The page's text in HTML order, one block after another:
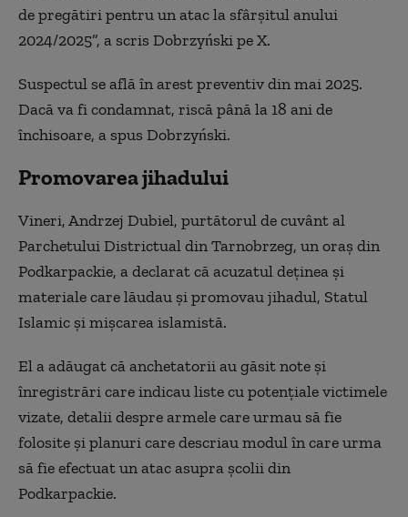
de pregătiri pentru un atac la sfârșitul anului
2024/2025”, a scris Dobrzyński pe X.
Suspectul se află în arest preventiv din mai 2025.
Dacă va fi condamnat, riscă până la 18 ani de
închisoare, a spus Dobrzyński.
Promovarea jihadului
Vineri, Andrzej Dubiel, purtătorul de cuvânt al
Parchetului Districtual din Tarnobrzeg, un oraș din
Podkarpackie, a declarat că acuzatul deținea și
materiale care lăudau și promovau jihadul, Statul
Islamic și mișcarea islamistă.
El a adăugat că anchetatorii au găsit note și
înregistrări care indicau liste cu potențiale victimele
vizate, detalii despre armele care urmau să fie
folosite și planuri care descriau modul în care urma
să fie efectuat un atac asupra școlii din
Podkarpackie.